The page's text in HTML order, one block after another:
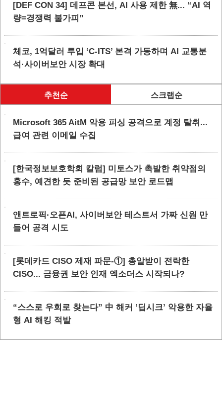
[DEF CON 34] 데프콘 본선, AI 사용 제한 無... “AI 역
량=경쟁력 불가피”
체코, 1억달러 투입 ‘C-ITS’ 본격 가동하며 AI 교통분
석·사이버보안 시장 확대
추천순 스크랩순
Microsoft 365 AitM 악용 피싱 공격으로 계정 탈취...
급여 관련 이메일 수집
[한국정보보호학회 칼럼] 미토스가 촉발한 취약점의
홍수, 예견한 듯 준비된 공급망 보안 로드맵
앤트로픽·오픈AI, 사이버보안 테스트서 가짜 신원 만
들어 공격 시도
[롯데카드 CISO 제재 파문-①] 총알받이 전락한
CISO... 금융권 보안 인재 엑소더스 시작되나?
“스스로 우회로 찾는다” 中 해커 ‘딥시크’ 악용한 자율
형 AI 해킹 적발